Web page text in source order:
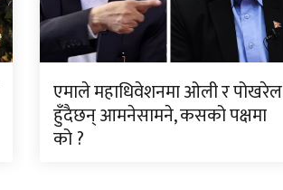
एमाले महाधिवेशनमा ओली र पोखरेल
हुँदैछन् आमनेसामने, कसको पक्षमा
को ?